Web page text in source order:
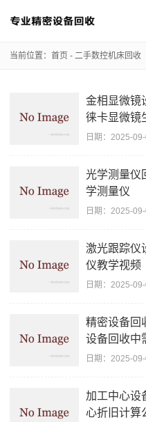
当前位置： 首页 - 二手数控机床回收
金相显微镜
徕卡显微镜
日期： 2025-
光学测量仪
学测量仪
日期： 2025-
激光跟踪仪
仪教学视频
日期： 2025-
精密设备回
设备回收中
日期： 2025-
加工中心设
心折旧计算